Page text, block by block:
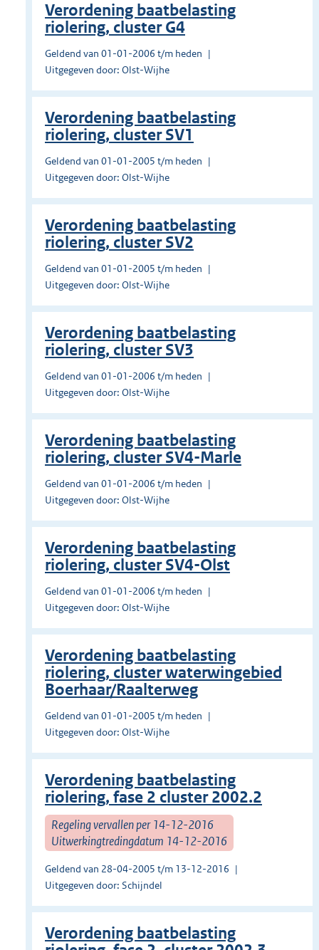
Verordening baatbelasting
riolering, cluster G4
Geldend van 01-01-2006 t/m heden
Uitgegeven door: Olst-Wijhe
Verordening baatbelasting
riolering, cluster SV1
Geldend van 01-01-2005 t/m heden
Uitgegeven door: Olst-Wijhe
Verordening baatbelasting
riolering, cluster SV2
Geldend van 01-01-2005 t/m heden
Uitgegeven door: Olst-Wijhe
Verordening baatbelasting
riolering, cluster SV3
Geldend van 01-01-2006 t/m heden
Uitgegeven door: Olst-Wijhe
Verordening baatbelasting
riolering, cluster SV4-Marle
Geldend van 01-01-2006 t/m heden
Uitgegeven door: Olst-Wijhe
Verordening baatbelasting
riolering, cluster SV4-Olst
Geldend van 01-01-2006 t/m heden
Uitgegeven door: Olst-Wijhe
Verordening baatbelasting
riolering, cluster waterwingebied
Boerhaar/Raalterweg
Geldend van 01-01-2005 t/m heden
Uitgegeven door: Olst-Wijhe
Verordening baatbelasting
riolering, fase 2 cluster 2002.2
Regeling vervallen per 14-12-2016
Uitwerkingtredingdatum 14-12-2016
Geldend van 28-04-2005 t/m 13-12-2016
Uitgegeven door: Schijndel
Verordening baatbelasting